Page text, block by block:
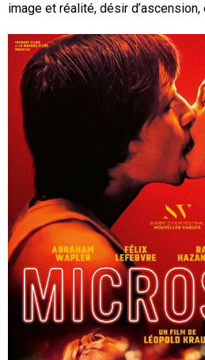
image et réalité, désir d’ascension,